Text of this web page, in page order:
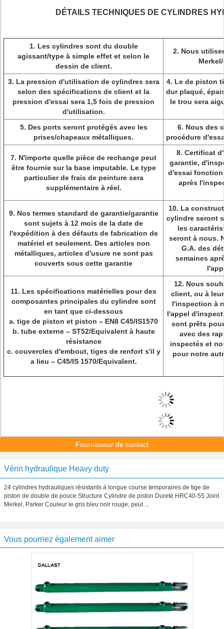
DÉTAILS TECHNIQUES DE CYLINDRES
1. Les cylindres sont du double
agissant/type à simple effet et selon le
dessin de client.
2. Nous
3. La pression d'utilisation de cylindres sera
selon des spécifications de client et la
pression d'essai sera 1,5 fois de pression
d'utilisation.
4. Le de piston
dur plaqué,
le trou sera
5. Des ports seront protégés avec les
prises/chapeaux métalliques.
6. Nous des
procédure
7. N'importe quelle pièce de rechange peut
être fournie sur la base imputable. Le type
particulier de frais de peinture sera
supplémentaire à réel.
8. Certificat
garantie,
d'essai
après
9. Nos termes standard de garantie/garantie
sont sujets à 12 mois de la date de
l'expédition à des défauts de fabrication de
matériel et seulement. Des articles non
métalliques, articles d'usure ne sont pas
couverts sous cette garantie
10. La
cylindre seront
les
seront à nous.
G.A. des
semaines
11. Les spécifications matérielles pour des
composantes principales du cylindre sont
en tant que ci-dessous
a. tige de piston et piston – EN8 C45/IS1570
b. tube externe – ST52/Equivalent à haute
résistance
c. couvercles d'embout, tiges de renfort s'il y
a lieu – C45/IS 1570/Equivalent.
12. Nous
client, ou à
l'inspection à
l'appel
sont prêts
avec des
inspectés et
pour notre
Fournisseur de contact
Vérin hydraulique Heavy duty
24 cylindres hydrauliques résistants à longue course temporaires de tige de
piston de double de pouce Structure Cylindre de piston Dureté HRC40-55 Joint
Merkel, Parker Couleur le gris bleu noir rouge, peut ...
Vous pourriez également aimer